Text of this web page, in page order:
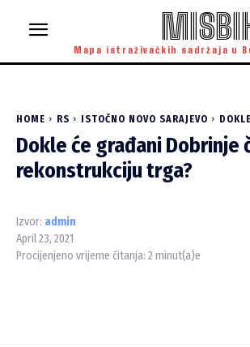
Mapa istraživačkih sadržaja u
HOME RS ISTOČNO NOVO SARAJEVO
Dokle će građani Dobrinje
rekonstrukciju trga?
Izvor: admin
April 23, 2021
Procijenjeno vrijeme čitanja: 2 minut(a)e